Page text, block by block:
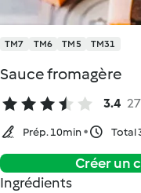
TM7 TM6 TM5 TM31
Sauce fromagère
3.4
Prép. 10min Total
Créer un
Ingrédients